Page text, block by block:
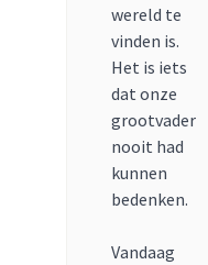
wereld te
vinden is.
Het is iets
dat onze
grootvader
nooit had
kunnen
bedenken.
Vandaag